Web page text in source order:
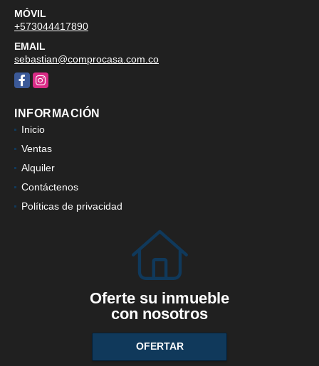
MÓVIL
+573044417890
EMAIL
sebastian@comprocasa.com.co
FacebookInstagram
INFORMACIÓN
Inicio
Ventas
Alquiler
Contáctenos
Políticas de privacidad
Oferte su inmueble
con nosotros
OFERTAR